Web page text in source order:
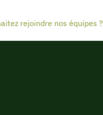
rejoindre nos équipes ?